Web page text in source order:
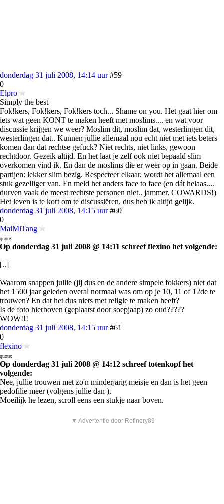
donderdag 31 juli 2008, 14:14 uur #59
0
Elpro
Simply the best
Fok!kers, Fok!kers, Fok!kers toch... Shame on you. Het gaat hier om
iets wat geen KONT te maken heeft met moslims.... en wat voor
discussie krijgen we weer? Moslim dit, moslim dat, westerlingen dit,
westerlingen dat.. Kunnen jullie allemaal nou echt niet met iets beters
komen dan dat rechtse gefuck? Niet rechts, niet links, gewoon
rechtdoor. Gezeik altijd. En het laat je zelf ook niet bepaald slim
overkomen vind ik. En dan de moslims die er weer op in gaan. Beide
partijen: lekker slim bezig. Respecteer elkaar, wordt het allemaal een
stuk gezelliger van. En meld het anders face to face (en dát helaas....
durven vaak de meest rechtste personen niet.. jammer. COWARDS!)
Het leven is te kort om te discussiëren, dus heb ik altijd gelijk.
donderdag 31 juli 2008, 14:15 uur #60
0
MaiMiTang
quote:
Op donderdag 31 juli 2008 @ 14:11 schreef flexino het volgende:
[..]
Waarom snappen jullie (jij dus en de andere simpele fokkers) niet dat
het 1500 jaar geleden overal normaal was om op je 10, 11 of 12de te
trouwen? En dat het dus niets met religie te maken heeft?
Is de foto hierboven (geplaatst door soepjaap) zo oud?????
WOW!!!
donderdag 31 juli 2008, 14:15 uur #61
0
flexino
quote:
Op donderdag 31 juli 2008 @ 14:12 schreef totenkopf het
volgende:
Nee, jullie trouwen met zo'n minderjarig meisje en dan is het geen
pedofilie meer (volgens jullie dan ).
Moeilijk he lezen, scroll eens een stukje naar boven.
▼ Advertentie door Refinery89